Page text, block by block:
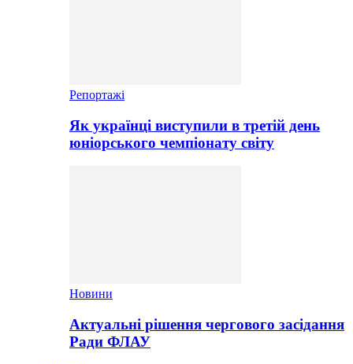
Репортажі
Як українці виступили в третій день
юніорського чемпіонату світу
Новини
Актуальні рішення чергового засідання
Ради ФЛАУ